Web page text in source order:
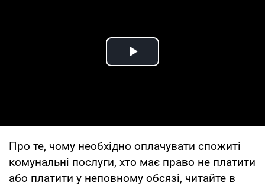
Play Video
Про те, чому необхідно оплачувати спожиті
комунальні послуги, хто має право не платити
або платити у неповному обсязі, читайте в